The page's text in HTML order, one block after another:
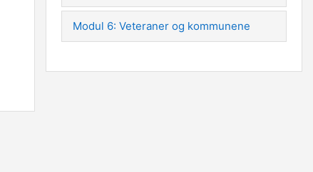
Modul 6: Veteraner og kommunene